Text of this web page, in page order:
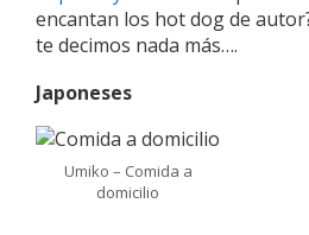
encantan los hot dog de
te decimos nada más….
Japoneses
Umiko – Comida a
domicilio